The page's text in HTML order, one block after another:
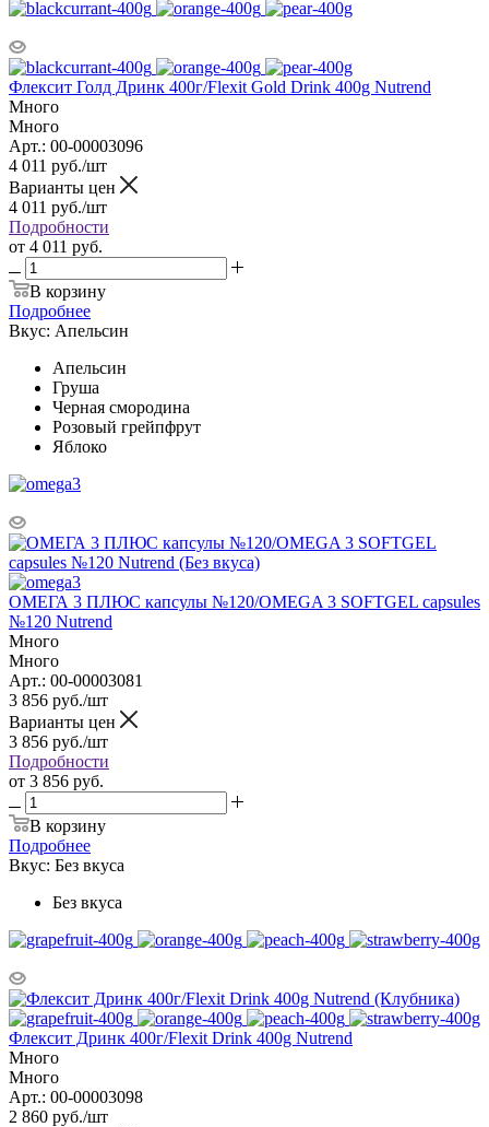
Флексит Голд Дринк 400г/Flexit Gold Drink 400g Nutrend
Много
Много
Арт.: 00-00003096
4 011 руб./шт
Варианты цен
4 011 руб./шт
Подробности
от 4 011 руб.
В корзину
Подробнее
Вкус: Апельсин
Апельсин
Груша
Черная смородина
Розовый грейпфрут
Яблоко
ОМЕГА 3 ПЛЮС капсулы №120/OMEGA 3 SOFTGEL capsules
№120 Nutrend
Много
Много
Арт.: 00-00003081
3 856 руб./шт
Варианты цен
3 856 руб./шт
Подробности
от 3 856 руб.
В корзину
Подробнее
Вкус: Без вкуса
Без вкуса
Флексит Дринк 400г/Flexit Drink 400g Nutrend
Много
Много
Арт.: 00-00003098
2 860 руб./шт